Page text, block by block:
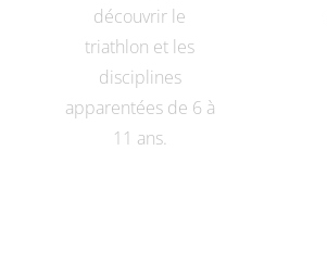
découvrir le
triathlon et les
disciplines
apparentées de 6 à
11 ans.